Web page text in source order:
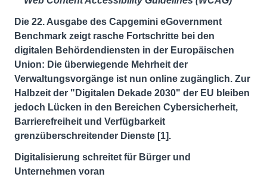
Die 22. Ausgabe des Capgemini eGovernment
Benchmark zeigt rasche Fortschritte bei den
digitalen Behördendiensten in der Europäischen
Union: Die überwiegende Mehrheit der
Verwaltungsvorgänge ist nun online zugänglich. Zur
Halbzeit der "Digitalen Dekade 2030" der EU bleiben
jedoch Lücken in den Bereichen Cybersicherheit,
Barrierefreiheit und Verfügbarkeit
grenzüberschreitender Dienste [1].
Digitalisierung schreitet für Bürger und
Unternehmen voran